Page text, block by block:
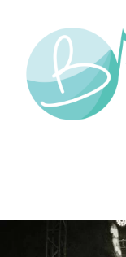
content